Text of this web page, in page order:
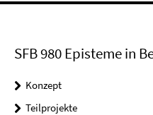
SFB 980 Episteme in
Konzept
Teilprojekte